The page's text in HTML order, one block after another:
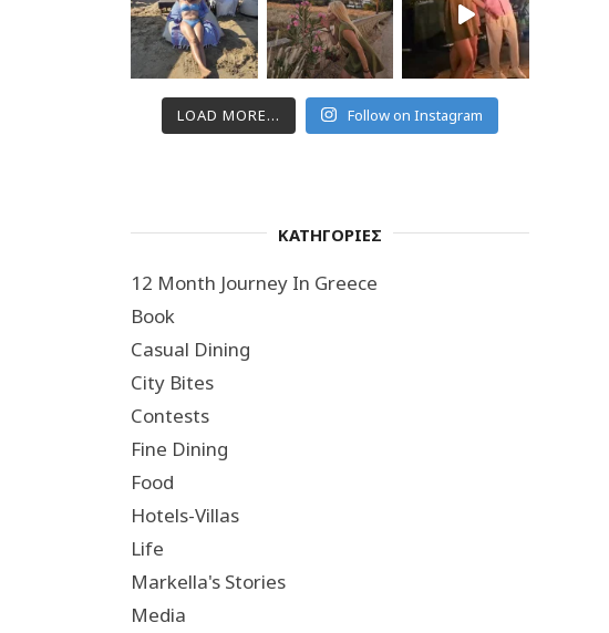
LOAD MORE... Follow on Instagram
ΚΑΤΗΓΟΡΙΕΣ
12 Month Journey In Greece
Book
Casual Dining
City Bites
Contests
Fine Dining
Food
Hotels-Villas
Life
Markella's Stories
Media